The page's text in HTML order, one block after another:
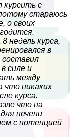
курсить с
стараюсь
о своих
недель курса,
в
силе и
между
что никаких
курса.
что на
печени
с потенцией